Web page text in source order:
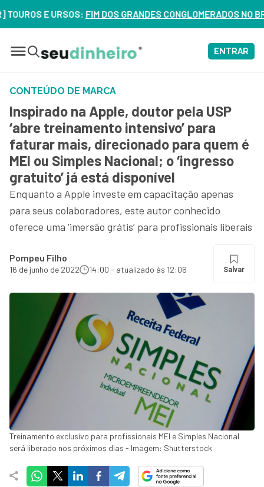
E URSOS:FIM DOS GRANDES CONGLOMERADOS NO BRASIL?
ENTRAR
CONTEÚDO DE MARCA
Inspirado na Apple, doutor pela USP
‘abre treinamento intensivo’ para
faturar mais, direcionado para quem é
MEI ou Simples Nacional; o ‘ingresso
gratuito’ já está disponível
Enquanto a Apple investe em capacitação apenas
para seus colaboradores, este autor conhecido
oferece uma ‘imersão grátis’ para profissionais liberais
Pompeu Filho
16 de junho de 2022 14:00 - atualizado às 12:06 Salvar
Treinamento exclusivo para profissionais MEI e Simples Nacional
será liberado nos próximos dias - Imagem: Shutterstock